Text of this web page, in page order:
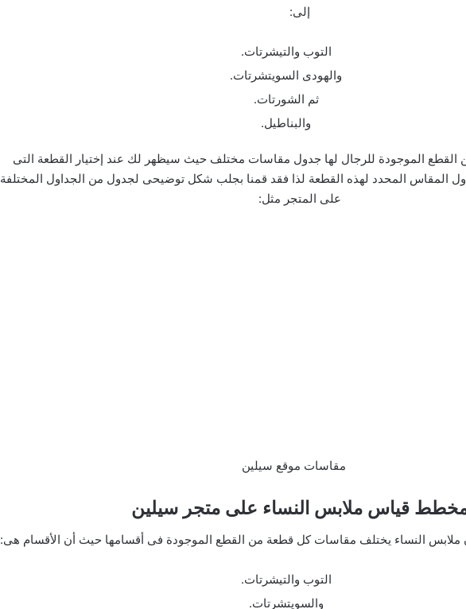
إلى:
التوب والتيشرتات.
والهودى السويتشرتات.
ثم الشورتات.
والبناطيل.
الموجودة للرجال لها جدول مقاسات مختلف حيث سيظهر لك عند إختيار القطعة التى
المقاس المحدد لهذه القطعة لذا فقد قمنا بجلب شكل توضيحى لجدول من الجداول المختلفة
على المتجر مثل:
قياس ملابس النساء على متجر سيلين
ملابس النساء يختلف مقاسات كل قطعة من القطع الموجودة فى أقسامها حيث أن الأقسام هى:
التوب والتيشرتات.
والسويتشرتات.